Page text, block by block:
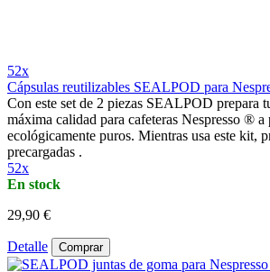
52x
Cápsulas reutilizables SEALPOD para
Con este set de 2 piezas SEALPOD prepara
máxima calidad para cafeteras Nespresso ® a
ecológicamente puros. Mientras usa este kit,
precargadas .
52x
En stock
29,90 €
Detalle Comprar